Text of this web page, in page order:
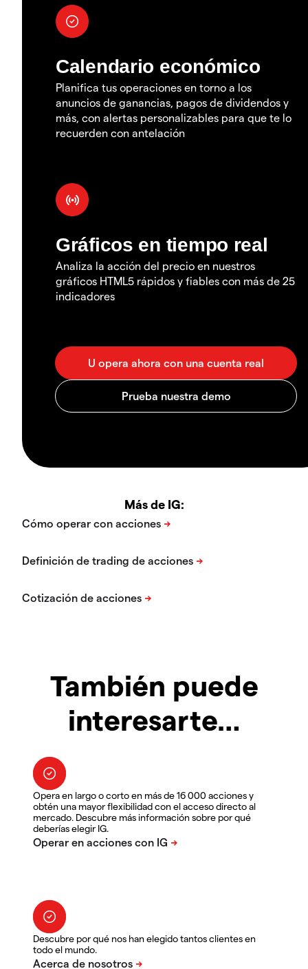
Calendario económico
Planifica tus operaciones en torno a los
anuncios de ganancias, pagos de dividendos y
más, con alertas personalizables para que te lo
recuerden con antelación
Gráficos en tiempo real
Analiza la acción del precio en nuestros
gráficos HTML5 rápidos y fiables con más de 25
indicadores
Más de IG:
También puede
interesarte…
Opera en largo o corto en más de 16 000 acciones y
obtén una mayor flexibilidad con el acceso directo al
mercado. Descubre más información sobre por qué
deberías elegir IG.
Descubre por qué nos han elegido tantos clientes en
todo el mundo.